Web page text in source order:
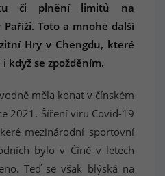
či plnění limitů na
Toto a mnohé další
Hry v Chengdu, které
když se zpožděním.
měla konat v čínském
2021. Šíření viru Covid-19
mezinárodní sportovní
bylo v Číně v letech
Teď se však blýská na